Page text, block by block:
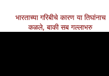
भारताच्या गरिबीचे कारण या तिघांनाच
कळले, बाकी सब गल्लाभरु